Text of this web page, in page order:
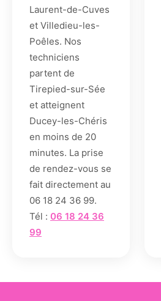
Laurent-de-Cuves
et Villedieu-les-
Poêles. Nos
techniciens
partent de
Tirepied-sur-Sée
et atteignent
Ducey-les-Chéris
en moins de 20
minutes. La prise
de rendez-vous se
fait directement au
06 18 24 36 99.
Tél : 06 18 24 36
99